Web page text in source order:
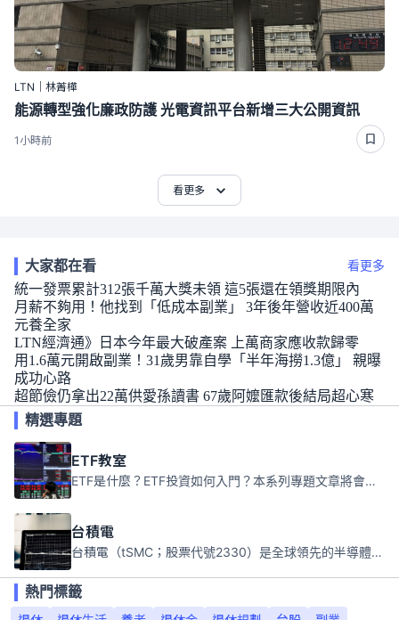
LTN｜林菁樺
能源轉型強化廉政防護 光電資訊平台新增三大公開資訊
1小時前
看更多
大家都在看 看更多
統一發票累計312張千萬大獎未領 這5張還在領獎期限內
月薪不夠用！他找到「低成本副業」 3年後年營收近400萬
元養全家
LTN經濟通》日本今年最大破產案 上萬商家應收款歸零
用1.6萬元開啟副業！31歲男靠自學「半年海撈1.3億」 親曝
成功心路
超節儉仍拿出22萬供愛孫讀書 67歲阿嬤匯款後結局超心寒
精選專題
ETF教室
ETF是什麼？ETF投資如何入門？本系列專題文章將會告訴你新手必須知道的ETF基礎知識。
台積電
台積電（tSMC；股票代號2330）是全球領先的半導體代工公司，成立於1987年，總部位於台灣新竹。且已於美國、日本、德國及中國設廠，台積電是全球首家專業積體電路製造服務公司，也是全球最先進和最大規模的半導體代工廠。
熱門標籤